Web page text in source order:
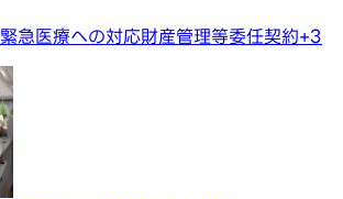
緊急医療への対応財産管理等委任契約+3